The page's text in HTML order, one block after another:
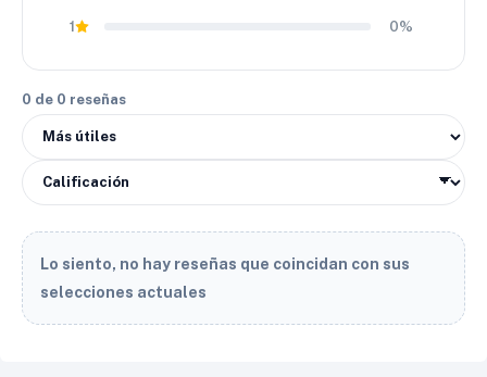
1 0%
0 de 0 reseñas
Lo siento, no hay reseñas que coincidan con sus
selecciones actuales